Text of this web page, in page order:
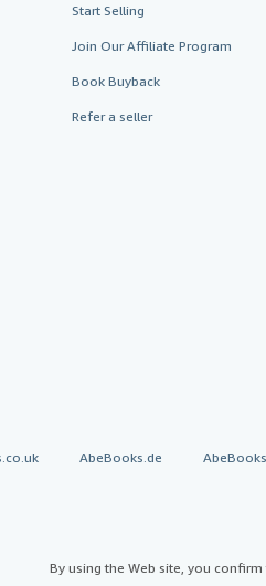
Start Selling
Join Our Affiliate Program
Book Buyback
Refer a seller
AbeBooks.de
By using the Web site, you